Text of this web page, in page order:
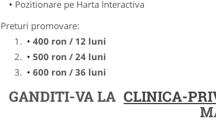
Pozitionare pe Harta Interactiva
Preturi promovare:
400 ron / 12 luni
500 ron / 24 luni
600 ron / 36 luni
GANDITI-VA LA CLINICA-